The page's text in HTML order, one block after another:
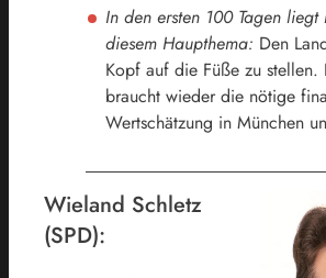
In den ersten 100 Tagen liegt
diesem Haupthema: Den
Kopf auf die Füße zu stellen.
braucht wieder die nötige
Wertschätzung in München
Wieland Schletz
(SPD):